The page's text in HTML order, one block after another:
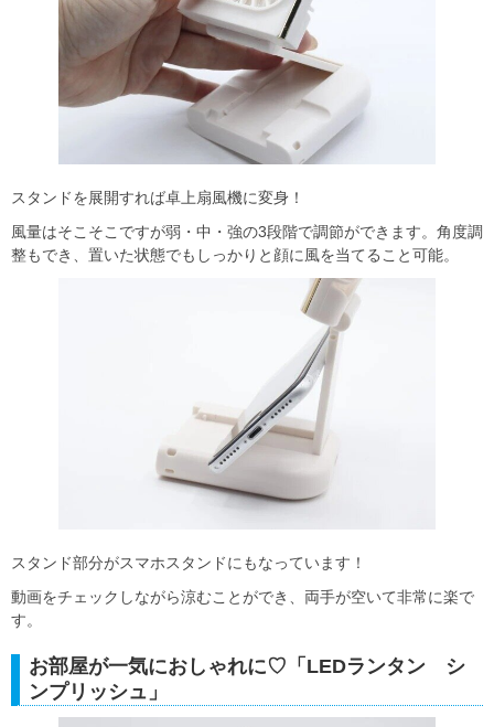
スタンドを展開すれば卓上扇風機に変身！
風量はそこそこですが弱・中・強の3段階で調節ができます。角度調
整もでき、置いた状態でもしっかりと顔に風を当てること可能。
スタンド部分がスマホスタンドにもなっています！
動画をチェックしながら涼むことができ、両手が空いて非常に楽で
す。
お部屋が一気におしゃれに♡「LEDランタン シ
ンプリッシュ」